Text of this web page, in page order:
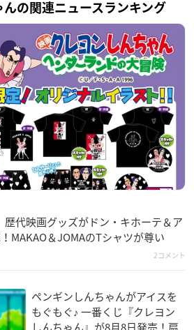
の関連ニュースランキング
歴代映画グッズがドン・キホーテ＆ア
MAKAO＆JOMAのTシャツが尊い
2コメント
ペンギンしんちゃんがアイスを
もぐもぐ♪ 一番くじ『クレヨン